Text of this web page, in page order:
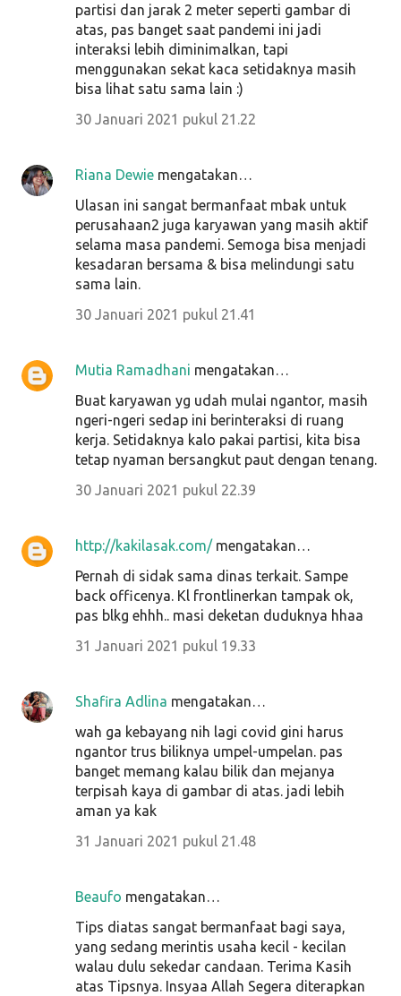
partisi dan jarak 2 meter seperti gambar di
atas, pas banget saat pandemi ini jadi
interaksi lebih diminimalkan, tapi
menggunakan sekat kaca setidaknya masih
bisa lihat satu sama lain :)
30 Januari 2021 pukul 21.22
Riana Dewie mengatakan…
Ulasan ini sangat bermanfaat mbak untuk
perusahaan2 juga karyawan yang masih aktif
selama masa pandemi. Semoga bisa menjadi
kesadaran bersama & bisa melindungi satu
sama lain.
30 Januari 2021 pukul 21.41
Mutia Ramadhani mengatakan…
Buat karyawan yg udah mulai ngantor, masih
ngeri-ngeri sedap ini berinteraksi di ruang
kerja. Setidaknya kalo pakai partisi, kita bisa
tetap nyaman bersangkut paut dengan tenang.
30 Januari 2021 pukul 22.39
http://kakilasak.com/mengatakan…
Pernah di sidak sama dinas terkait. Sampe
back officenya. Kl frontlinerkan tampak ok,
pas blkg ehhh.. masi deketan duduknya hhaa
31 Januari 2021 pukul 19.33
Shafira Adlina mengatakan…
wah ga kebayang nih lagi covid gini harus
ngantor trus biliknya umpel-umpelan. pas
banget memang kalau bilik dan mejanya
terpisah kaya di gambar di atas. jadi lebih
aman ya kak
31 Januari 2021 pukul 21.48
Beaufo mengatakan…
Tips diatas sangat bermanfaat bagi saya,
yang sedang merintis usaha kecil - kecilan
walau dulu sekedar candaan. Terima Kasih
atas Tipsnya. Insyaa Allah Segera diterapkan